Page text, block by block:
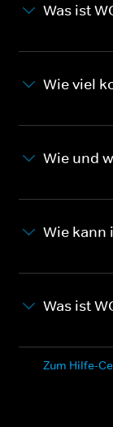
Was ist
Wie viel
Wie und
Wie kann
Was ist
Zum Hilfe-